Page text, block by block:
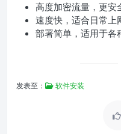
高度加密流量，更安
速度快，适合日常上
部署简单，适用于各
发表至： 软件安装